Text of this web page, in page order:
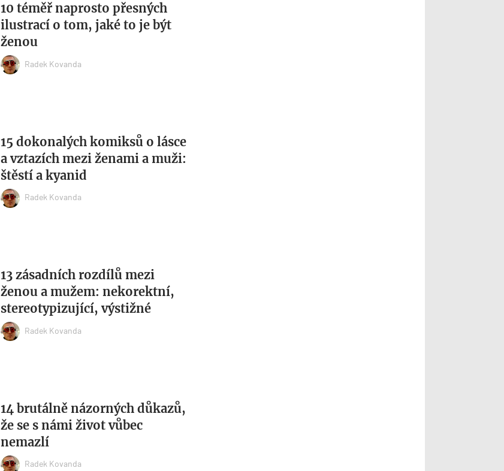
10 téměř naprosto přesných
ilustrací o tom, jaké to je být
ženou
Radek Kovanda
15 dokonalých komiksů o lásce
a vztazích mezi ženami a muži:
štěstí a kyanid
Radek Kovanda
13 zásadních rozdílů mezi
ženou a mužem: nekorektní,
stereotypizující, výstižné
Radek Kovanda
14 brutálně názorných důkazů,
že se s námi život vůbec
nemazlí
Radek Kovanda